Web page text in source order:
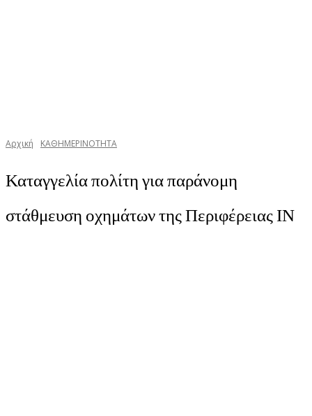
Αρχική ΚΑΘΗΜΕΡΙΝΟΤΗΤΑ
Καταγγελία πολίτη για παράνομη
στάθμευση οχημάτων της Περιφέρειας ΙΝ